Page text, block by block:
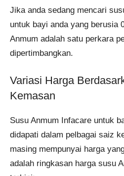
Jika anda sedang mencari
untuk bayi anda yang berusia
Anmum adalah satu perkara
dipertimbangkan.
Variasi Harga
Kemasan
Susu Anmum Infacare untuk
didapati dalam pelbagai saiz
masing mempunyai harga
adalah ringkasan harga susu